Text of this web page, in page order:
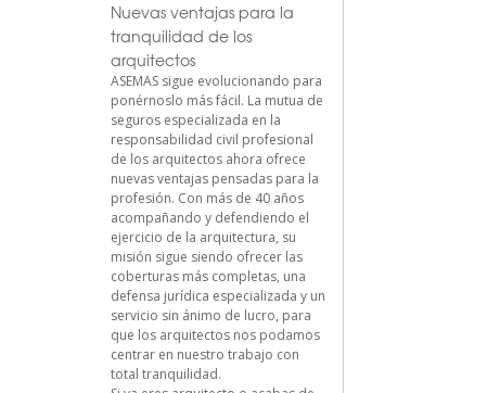
Nuevas ventajas para la
tranquilidad de los
arquitectos
ASEMAS sigue evolucionando para
ponérnoslo más fácil. La mutua de
seguros especializada en la
responsabilidad civil profesional
de los arquitectos ahora ofrece
nuevas ventajas pensadas para la
profesión. Con más de 40 años
acompañando y defendiendo el
ejercicio de la arquitectura, su
misión sigue siendo ofrecer las
coberturas más completas, una
defensa jurídica especializada y un
servicio sin ánimo de lucro, para
que los arquitectos nos podamos
centrar en nuestro trabajo con
total tranquilidad.